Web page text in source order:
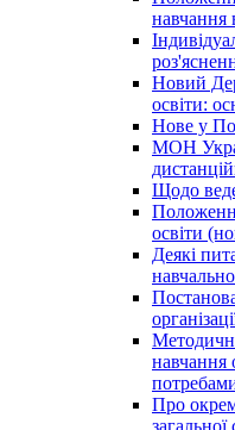
Новий
освіти:
Нове у
МОН
Щодо
освіти
Деякі
навчання
Про